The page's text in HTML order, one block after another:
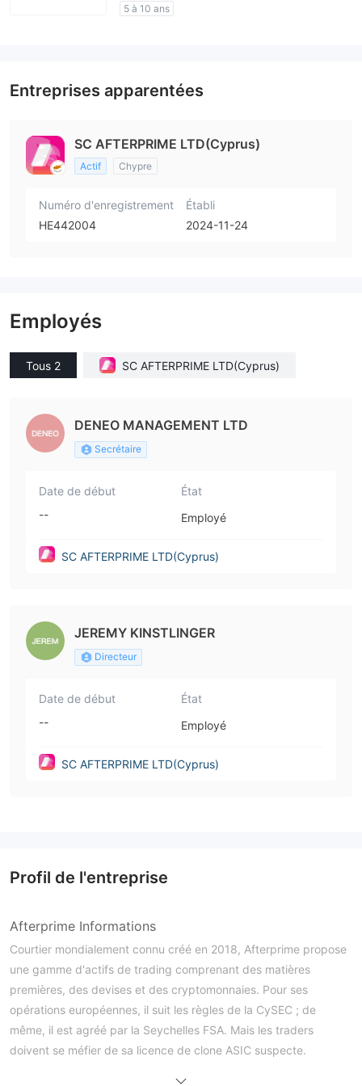
5 à 10 ans
Entreprises apparentées
SC AFTERPRIME LTD(Cyprus)
Actif Chypre
Numéro d'enregistrement
HE442004
Établi
2024-11-24
Employés
Tous 2 SC AFTERPRIME LTD(Cyprus)
DENEO MANAGEMENT LTD
Secrétaire
Date de début
--
État
Employé
SC AFTERPRIME LTD(Cyprus)
JEREMY KINSTLINGER
Directeur
Date de début
--
État
Employé
SC AFTERPRIME LTD(Cyprus)
Profil de l'entreprise
Afterprime Informations
Courtier mondialement connu créé en 2018, Afterprime propose
une gamme d'actifs de trading comprenant des matières
premières, des devises et des cryptomonnaies. Pour ses
opérations européennes, il suit les règles de la CySEC ; de
même, il est agréé par la Seychelles FSA. Mais les traders
doivent se méfier de sa licence de clone ASIC suspecte.